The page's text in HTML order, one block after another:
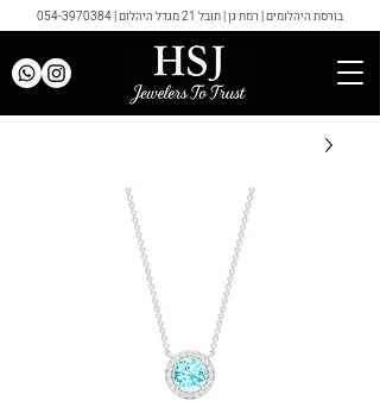
בורסת היהלומים | רמת גן | תובל 21 מגדל היהלום | 054-3970384